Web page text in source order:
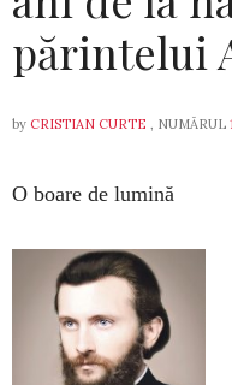
părintelui
by CRISTIAN CURTE , NUMĂRUL
O boare de lumină